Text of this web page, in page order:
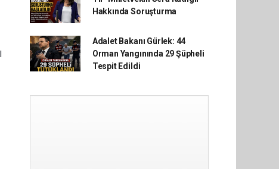
Hakkında Soruşturma
Adalet Bakanı Gürlek: 44
Orman Yangınında 29 Şüpheli
Tespit Edildi